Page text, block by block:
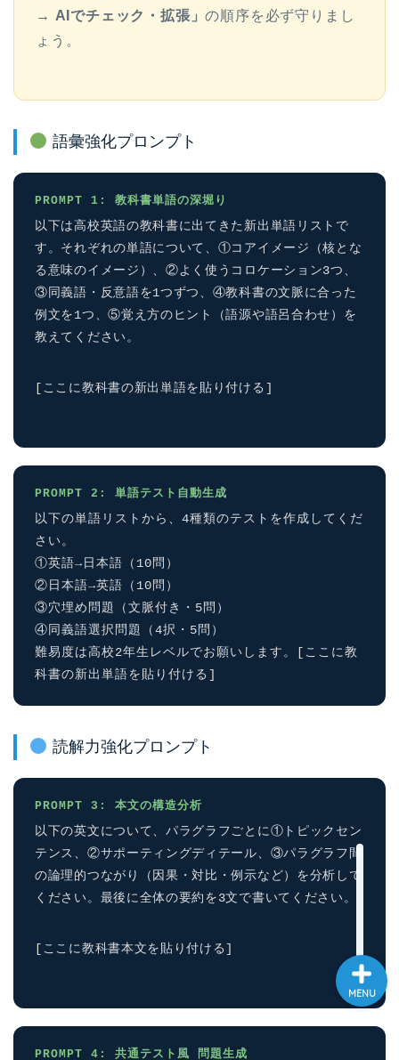
→ AIでチェック・拡張」の順序を必ず守りまし
ょう。
語彙強化プロンプト
PROMPT 1: 教科書単語の深堀り
以下は高校英語の教科書に出てきた新出単語リストで
す。それぞれの単語について、①コアイメージ（核とな
る意味のイメージ）、②よく使うコロケーション3つ、
③同義語・反意語を1つずつ、④教科書の文脈に合った
例文を1つ、⑤覚え方のヒント（語源や語呂合わせ）を
教えてください。
[ここに教科書の新出単語を貼り付ける]
PROMPT 2: 単語テスト自動生成
以下の単語リストから、4種類のテストを作成してくだ
さい。
①英語→日本語（10問）
②日本語→英語（10問）
③穴埋め問題（文脈付き・5問）
④同義語選択問題（4択・5問）
難易度は高校2年生レベルでお願いします。[ここに教
科書の新出単語を貼り付ける]
読解力強化プロンプト
PROMPT 3: 本文の構造分析
以下の英文について、パラグラフごとに①トピックセン
テンス、②サポーティングディテール、③パラグラフ間
の論理的つながり（因果・対比・例示など）を分析して
ください。最後に全体の要約を3文で書いてください。
[ここに教科書本文を貼り付ける]
PROMPT 4: 共通テスト風 問題生成
MENU
原田高志の”ほぼ日刊”英語
学習＆大学入試英語コラム
“シン”・英会話スピード表
英語名言・格言・カッコい
い英語＆素敵な英文フレー
ズ集
過去記事
CONTACT